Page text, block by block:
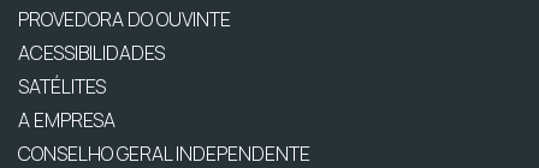
PROVEDORA DO OUVINTE
ACESSIBILIDADES
SATÉLITES
A EMPRESA
CONSELHO GERAL INDEPENDENTE